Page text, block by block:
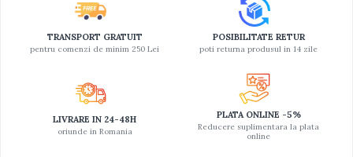
Vehicule de constructii
TRANSPORT GRATUIT
pentru comenzi de minim 250 Lei
POSIBILITATE RETUR
poti returna produsul in 14 zile
LIVRARE IN 24-48H
oriunde in Romania
PLATA ONLINE -5%
Reducere suplimentara la plata
online